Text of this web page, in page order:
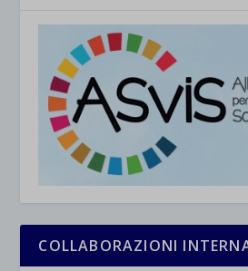
COLLABORAZIONI